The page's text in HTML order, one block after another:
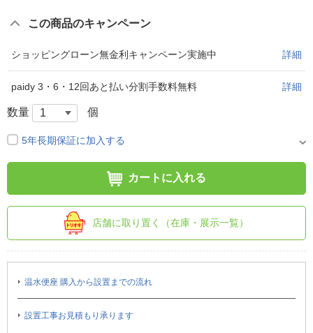
この商品のキャンペーン
ショッピングローン無金利キャンペーン実施中 詳細
paidy 3・6・12回あと払い分割手数料無料 詳細
数量 個
5年長期保証に加入する
カートに入れる
店舗に取り置く（在庫・展示一覧）
温水便座 購入から設置までの流れ
設置工事お見積もり承ります